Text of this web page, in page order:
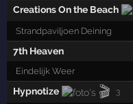
Creations On the Beach
Strandpaviljoen Deining
7th Heaven
Eindelijk Weer
Hypnotize 🎬 3